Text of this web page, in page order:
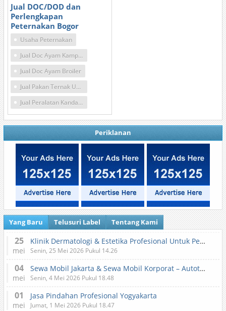
Jual DOC/DOD dan
Perlengkapan
Peternakan Bogor
Usaha Peternakan
Jual Doc Ayam Kampung
Jual Doc Ayam Broiler
Jual Pakan Ternak Unggas
Jual Peralatan Kandang Ayam Bogor
Periklanan
Yang Baru Telusuri Label Tentang Kami
25
mei
Klinik Dermatologi & Estetika Profesional Untuk Perawatan Kulit dan Kecantikan
Senin, 25 Mei 2026 Pukul 14.26
04
mei
Sewa Mobil Jakarta & Sewa Mobil Korporat – Autotranz Indonesia
Senin, 4 Mei 2026 Pukul 18.48
01
mei
Jasa Pindahan Profesional Yogyakarta
Jumat, 1 Mei 2026 Pukul 18.47